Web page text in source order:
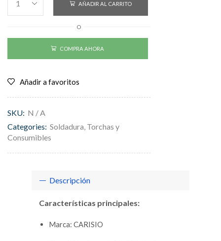
AÑADIR AL CARRITO
O
COMPRA AHORA
Añadir a favoritos
SKU: N / A
Categories: Soldadura, Torchas y
Consumibles
Descripción
Características principales:
Marca: CARISIO